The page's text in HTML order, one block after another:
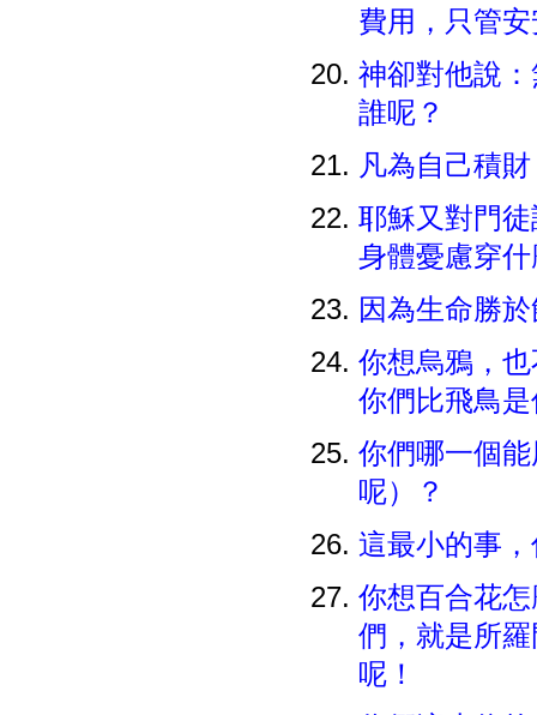
費用，只管
神卻對他說
誰呢？
凡為自己積
耶穌又對門
身體憂慮穿
因為生命勝
你想烏鴉，
你們比飛鳥
你們哪一個
呢）？
這最小的事
你想百合花
們，就是所
呢！